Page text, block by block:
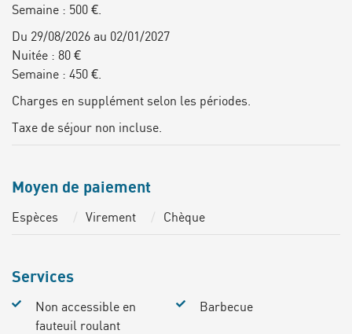
Semaine : 500 €.
Du 29/08/2026 au 02/01/2027
Nuitée : 80 €
Semaine : 450 €.
Charges en supplément selon les périodes.
Taxe de séjour non incluse.
Moyen de paiement
Espèces Virement Chèque
Services
Non accessible en
fauteuil roulant
Barbecue